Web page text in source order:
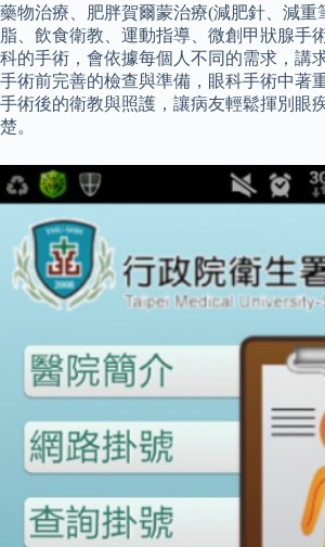
藥物治療、肥胖賀爾蒙治療(減肥針、減重
脂、飲食衛教、運動指導、微創甲狀腺手
科的手術，會依據每個人不同的需求，講
手術前完善的檢查與準備，眼科手術中著
手術後的衛教與照護，讓病友輕鬆揮別眼
楚。